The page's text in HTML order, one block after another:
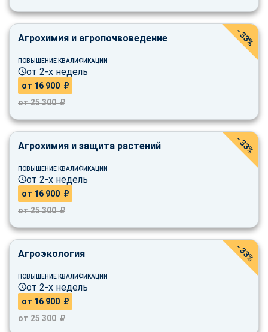
Агрохимия и агропочвоведение
ПОВЫШЕНИЕ КВАЛИФИКАЦИИ
от 2-х недель
от 16 900 ₽
от 25 300 ₽
- 33%
Агрохимия и защита растений
ПОВЫШЕНИЕ КВАЛИФИКАЦИИ
от 2-х недель
от 16 900 ₽
от 25 300 ₽
- 33%
Агроэкология
ПОВЫШЕНИЕ КВАЛИФИКАЦИИ
от 2-х недель
от 16 900 ₽
от 25 300 ₽
- 33%